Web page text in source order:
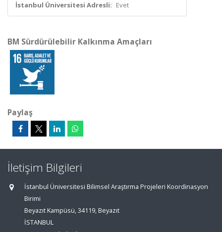
İstanbul Üniversitesi Adresli: Evet
BM Sürdürülebilir Kalkınma Amaçları
Paylaş
İletişim Bilgileri
İstanbul Üniversitesi Bilimsel Araştırma Projeleri Koordinasyon
Birimi
Beyazıt Kampüsü, 34119, Beyazıt
İSTANBUL